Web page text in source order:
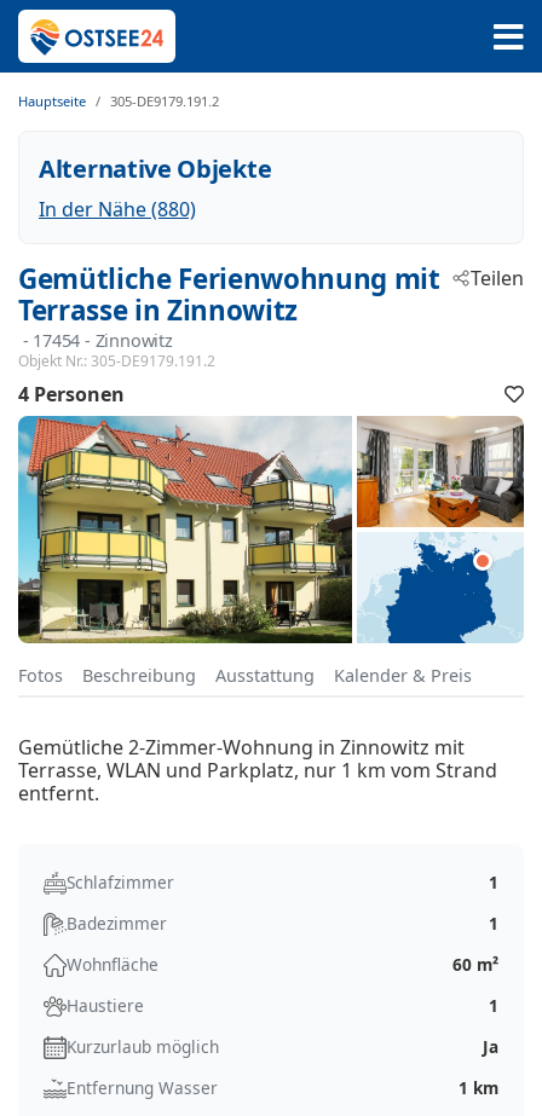
Hauptseite 305-DE9179.191.2
Alternative Objekte
In der Nähe (880)
Gemütliche Ferienwohnung mit
Terrasse in Zinnowitz
- 17454 - Zinnowitz
Objekt Nr.: 305-DE9179.191.2
Teilen
4 Personen
Fotos Beschreibung Ausstattung Kalender & Preis
Gemütliche 2-Zimmer-Wohnung in Zinnowitz mit
Terrasse, WLAN und Parkplatz, nur 1 km vom Strand
entfernt.
Schlafzimmer
1
Badezimmer
1
Wohnfläche
60 m²
Haustiere
1
Kurzurlaub möglich
Ja
Entfernung Wasser
1 km